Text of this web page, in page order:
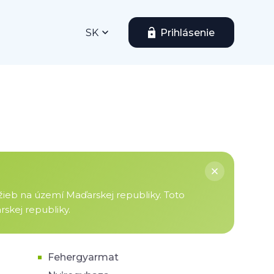
SK Prihlásenie
na území Maďarskej republiky. Toto
republiky.
Fehergyarmat